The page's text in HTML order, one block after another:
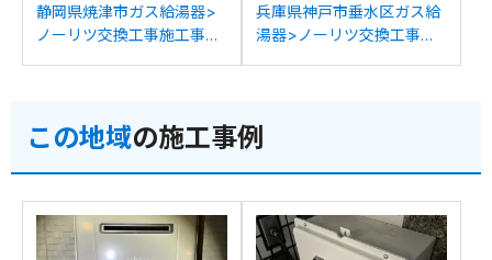
静岡県焼津市ガス給湯器>
ノーリツ交換工事施工事
交換
兵庫県神戸市垂水区ガス給
湯器>ノーリツ交換工事施
換
この地域の施工事例